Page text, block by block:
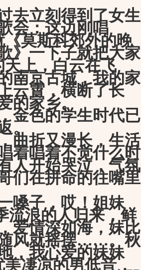
去立刻得到了女生
会：这边刚唱
莫斯科郊外的晚
》一下子就把大家
天上，白云在飞
南京古城，我的家
云霄，横断了长
的家乡。
金色的学生时代已
。
曲折又漫长，生活
着唱着不觉什么时
人开始哭泣，气氛
们在拼命的往嘴里
嗓子，哎！姐妹
流浪的人归来，鲜
爱情深如海，妹比
风就摇摆……。秋
，我心爱的妹妹
美凄凉的男低音，